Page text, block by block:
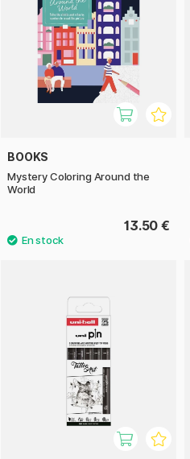
BOOKS
Mystery Coloring Around the
World
13.50 €